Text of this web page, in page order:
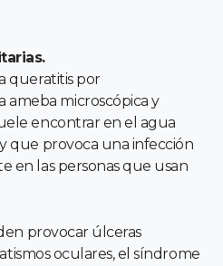
queratitis por
ameba microscópica y
encontrar en el agua
que provoca una infección
en las personas que usan
provocar úlceras
oculares, el síndrome